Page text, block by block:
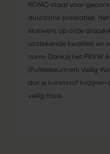
KOMO staat voor
duurzame prestaties.
sluitwerk op onze
uitstekende kwaliteit en
norm. Dankzij het PKVW-
(Politiekeurmerk Veilig
dat je kunststof kozijnen
veilig thuis.